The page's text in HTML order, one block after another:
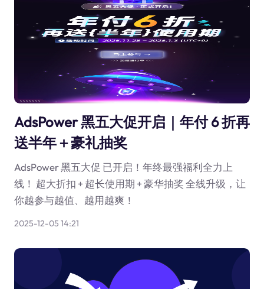
AdsPower 黑五大促开启｜年付 6 折再
送半年＋豪礼抽奖
AdsPower 黑五大促 已开启！年终最强福利全力上
线！ 超大折扣 + 超长使用期 + 豪华抽奖 全线升级，让
你越参与越值、越用越爽！
2025-12-05 14:21